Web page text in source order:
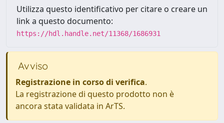
Utilizza questo identificativo per citare o creare un
link a questo documento:
https://hdl.handle.net/11368/1686931
Avviso
Registrazione in corso di verifica.
La registrazione di questo prodotto non è
ancora stata validata in ArTS.